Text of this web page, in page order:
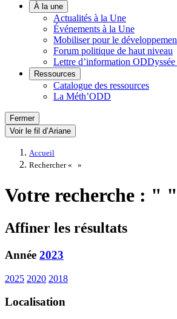
À la une
Actualités à la Une
Événements à la Une
Mobiliser pour le
Forum politique de haut niveau
Lettre d’information
Ressources
Catalogue des ressources
La Méth’ODD
Fermer
Voir le fil d’Ariane
Accueil
Rechercher «
»
Votre recherche : " "
Affiner les résultats
Année 2023
2025 2020 2018
Localisation